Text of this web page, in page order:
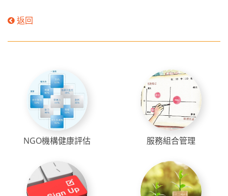
返回
NGO機構健康評估 服務組合管理